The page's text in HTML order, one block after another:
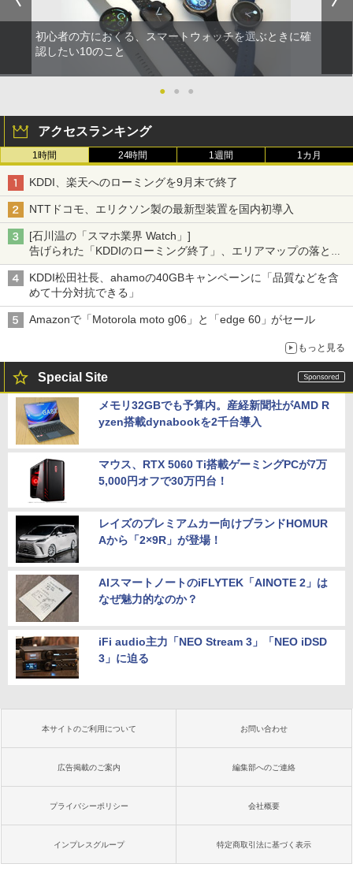
初心者の方におくる、スマートウォッチを選ぶときに確
認したい10のこと
● ● ●
アクセスランキング
1時間 24時間 1週間 1カ月
KDDI、楽天へのローミングを9月末で終了
NTTドコモ、エリクソン製の最新型装置を国内初導入
[石川温の「スマホ業界 Watch」]
告げられた「KDDIのローミング終了」、エリアマップの落とし
穴と楽天モバイルの課題
KDDI松田社長、ahamoの40GBキャンペーンに「品質などを含
めて十分対抗できる」
Amazonで「Motorola moto g06」と「edge 60」がセール
もっと見る
Special Site
メモリ32GBでも予算内。産経新聞社がAMD R
yzen搭載dynabookを2千台導入
マウス、RTX 5060 Ti搭載ゲーミングPCが7万
5,000円オフで30万円台！
レイズのプレミアムカー向けブランドHOMUR
Aから「2×9R」が登場！
AIスマートノートのiFLYTEK「AINOTE 2」は
なぜ魅力的なのか？
iFi audio主力「NEO Stream 3」「NEO iDSD
3」に迫る
本サイトのご利用について お問い合わせ
広告掲載のご案内 編集部へのご連絡
プライバシーポリシー 会社概要
インプレスグループ 特定商取引法に基づく表示